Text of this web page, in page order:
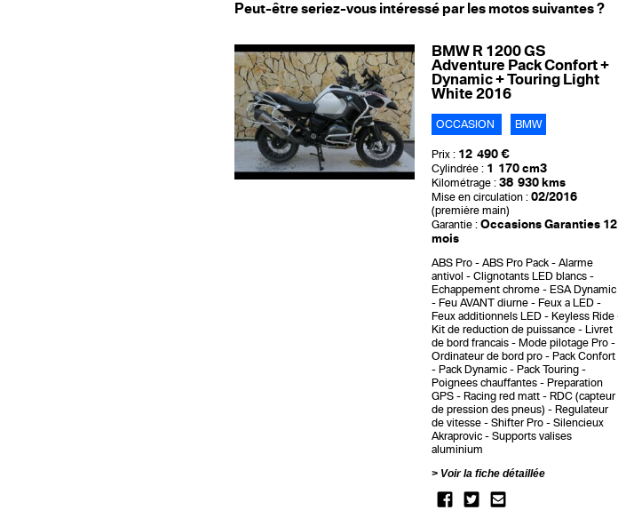
Peut-être seriez-vous intéressé par les motos suivantes ?
BMW R 1200 GS
Adventure Pack Confort +
Dynamic + Touring Light
White 2016
OCCASION BMW
Prix : 12 490 €
Cylindrée : 1 170 cm3
Kilométrage : 38 930 kms
Mise en circulation : 02/2016
(première main)
Garantie : Occasions Garanties 12
mois
ABS Pro ABS Pro Pack
Alarme
antivol
Clignotants LED blancs
Echappement chrome
ESA Dynamic
Feu AVANT diurne
Feux a LED
Feux additionnels LED
Keyless Ride
Kit de reduction de puissance
Livret
de bord francais
Mode pilotage Pro
Ordinateur de bord pro
Pack Confort
Pack Dynamic
Pack Touring
Poignees chauffantes
Preparation
GPS
Racing red matt
RDC (capteur
de pression des pneus)
Regulateur
de vitesse
Shifter Pro
Silencieux
Akraprovic
Supports valises
aluminium
Voir la fiche détaillée